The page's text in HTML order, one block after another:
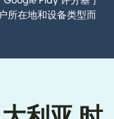
所在地和设备类型而